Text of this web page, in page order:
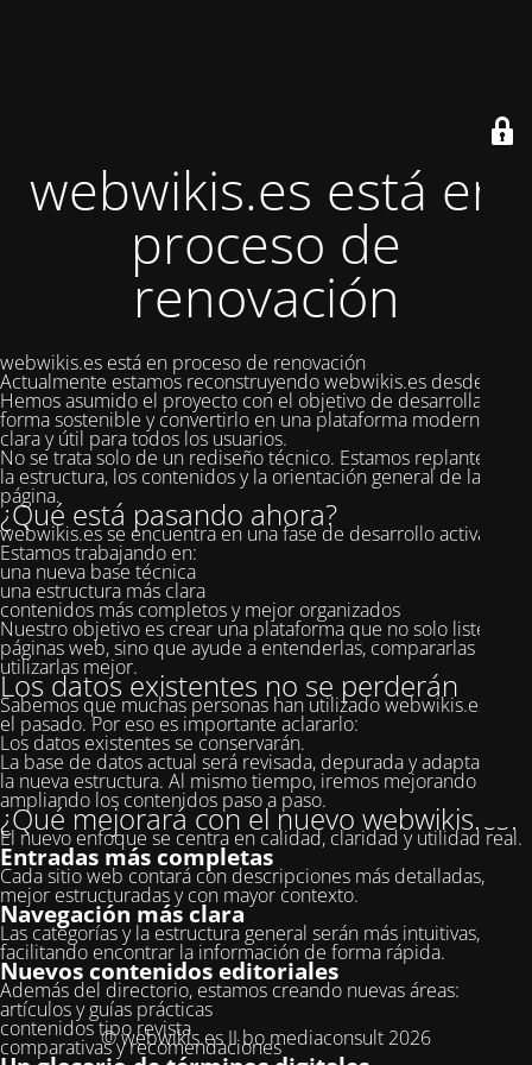
webwikis.es está en
proceso de
renovación
webwikis.es está en proceso de renovación
Actualmente estamos reconstruyendo webwikis.es desde cero.
Hemos asumido el proyecto con el objetivo de desarrollarlo de
forma sostenible y convertirlo en una plataforma moderna,
clara y útil para todos los usuarios.
No se trata solo de un rediseño técnico. Estamos replanteando
la estructura, los contenidos y la orientación general de la
página.
¿Qué está pasando ahora?
webwikis.es se encuentra en una fase de desarrollo activa.
Estamos trabajando en:
una nueva base técnica
una estructura más clara
contenidos más completos y mejor organizados
Nuestro objetivo es crear una plataforma que no solo liste
páginas web, sino que ayude a entenderlas, compararlas y
utilizarlas mejor.
Los datos existentes no se perderán
Sabemos que muchas personas han utilizado webwikis.es en
el pasado. Por eso es importante aclararlo:
Los datos existentes se conservarán.
La base de datos actual será revisada, depurada y adaptada a
la nueva estructura. Al mismo tiempo, iremos mejorando y
ampliando los contenidos paso a paso.
¿Qué mejorará con el nuevo webwikis.es?
El nuevo enfoque se centra en calidad, claridad y utilidad real.
Entradas más completas
Cada sitio web contará con descripciones más detalladas,
mejor estructuradas y con mayor contexto.
Navegación más clara
Las categorías y la estructura general serán más intuitivas,
facilitando encontrar la información de forma rápida.
Nuevos contenidos editoriales
Además del directorio, estamos creando nuevas áreas:
artículos y guías prácticas
contenidos tipo revista
comparativas y recomendaciones
© webwikis.es II bo mediaconsult 2026